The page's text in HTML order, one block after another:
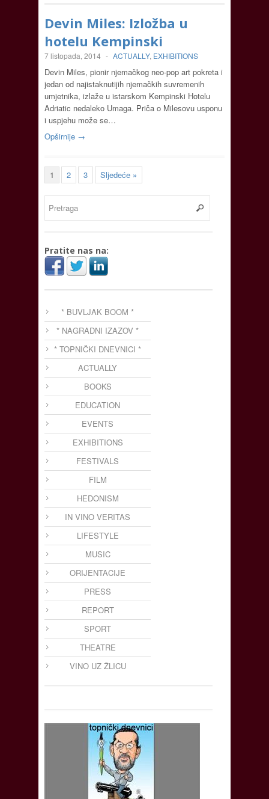
Devin Miles: Izložba u
hotelu Kempinski
7 listopada, 2014 - ACTUALLY, EXHIBITIONS
Devin Miles, pionir njemačkog neo-pop art pokreta i
jedan od najistaknutijih njemačkih suvremenih
umjetnika, izlaže u istarskom Kempinski Hotelu
Adriatic nedaleko Umaga. Priča o Milesovu usponu
i uspjehu može se…
Opširnije →
1 2 3 Sljedeće »
Pratite nas na:
* BUVLJAK BOOM *
* NAGRADNI IZAZOV *
* TOPNIČKI DNEVNICI *
ACTUALLY
BOOKS
EDUCATION
EVENTS
EXHIBITIONS
FESTIVALS
FILM
HEDONISM
IN VINO VERITAS
LIFESTYLE
MUSIC
ORIJENTACIJE
PRESS
REPORT
SPORT
THEATRE
VINO UZ ŽLICU